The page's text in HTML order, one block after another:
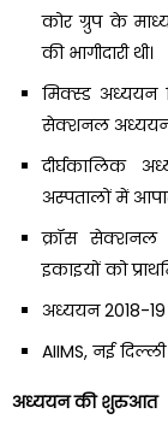
कोर ग्रुप के
की भागीदारी थी।
मिक्स्ड अध्ययन
सेक्शनल अध्ययन
दीर्घकालिक
अस्पतालों में
क्रॉस सेक्शनल
इकाइयों को
अध्ययन 2018-19
AIIMS, नई
अध्ययन की शुरुआत